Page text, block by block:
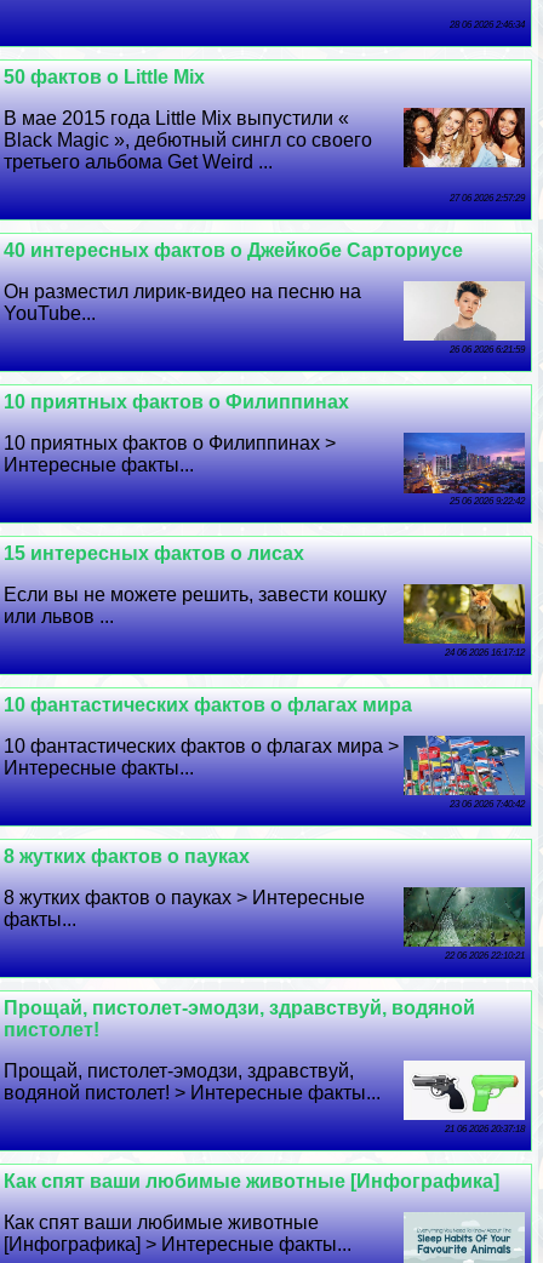
28 06 2026 2:46:34
50 фактов о Little Mix
В мае 2015 года Little Mix выпустили «
Black Magic », дебютный сингл со своего
третьего альбома Get Weird ...
27 06 2026 2:57:29
40 интересных фактов о Джейкобе Сарториусе
Он разместил лирик-видео на песню на
YouTube...
26 06 2026 6:21:59
10 приятных фактов о Филиппинах
10 приятных фактов о Филиппинах >
Интересные факты...
25 06 2026 9:22:42
15 интересных фактов о лисах
Если вы не можете решить, завести кошку
или львов ...
24 06 2026 16:17:12
10 фантастических фактов о флагах мира
10 фантастических фактов о флагах мира >
Интересные факты...
23 06 2026 7:40:42
8 жутких фактов о пауках
8 жутких фактов о пауках > Интересные
факты...
22 06 2026 22:10:21
Прощай, пистолет-эмодзи, здравствуй, водяной
пистолет!
Прощай, пистолет-эмодзи, здравствуй,
водяной пистолет! > Интересные факты...
21 06 2026 20:37:18
Как спят ваши любимые животные [Инфографика]
Как спят ваши любимые животные
[Инфографика] > Интересные факты...